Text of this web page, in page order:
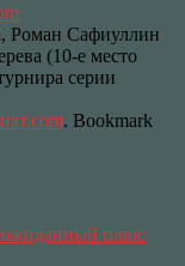
Роман Сафиуллин
(10-е место
серии
. Bookmark